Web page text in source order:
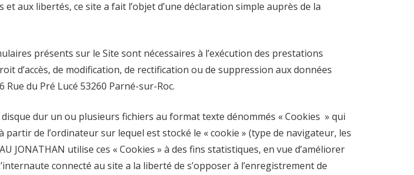
aux libertés, ce site a fait l’objet d’une déclaration simple auprès de la
présents sur le Site sont nécessaires à l’exécution des prestations
d’accès, de modification, de rectification ou de suppression aux données
du Pré Lucé 53260 Parné-sur-Roc.
dur un ou plusieurs fichiers au format texte dénommés « Cookies » qui
de l’ordinateur sur lequel est stocké le « cookie » (type de navigateur, les
JONATHAN utilise ces « Cookies » à des fins statistiques, en vue d’améliorer
connecté au site a la liberté de s’opposer à l’enregistrement de